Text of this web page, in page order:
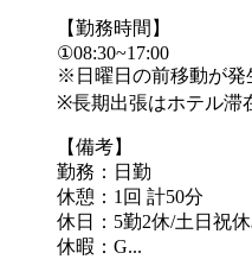
【勤務時間】
①08:30~17:00
※日曜日の前移動が発
※長期出張はホテル滞
【備考】
勤務：日勤
休憩：1回 計50分
休日：5勤2休/土日祝
休暇：G...